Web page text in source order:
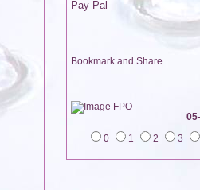
Pay Pal
0
1 2 3